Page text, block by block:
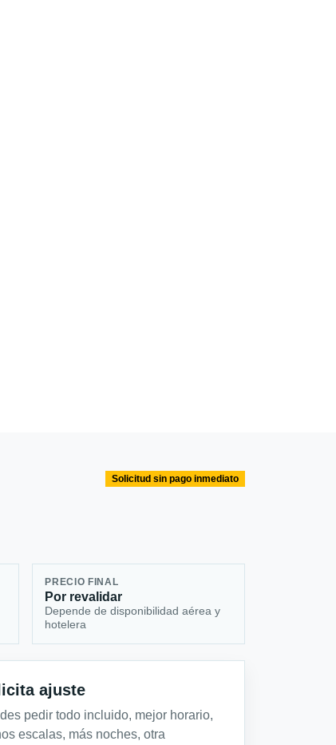
Solicitud sin pago inmediato
PRECIO FINAL
Por revalidar
Depende de disponibilidad aérea y
hotelera
ajuste
pedir todo incluido, mejor horario,
escalas, más noches, otra